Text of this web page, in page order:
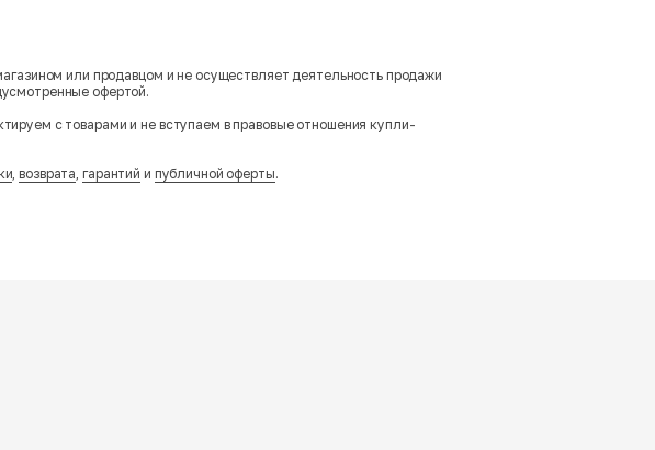
или продавцом и не осуществляет деятельность продажи
офертой.
с товарами и не вступаем в правовые отношения купли-
,возврата, гарантий и публичной оферты.